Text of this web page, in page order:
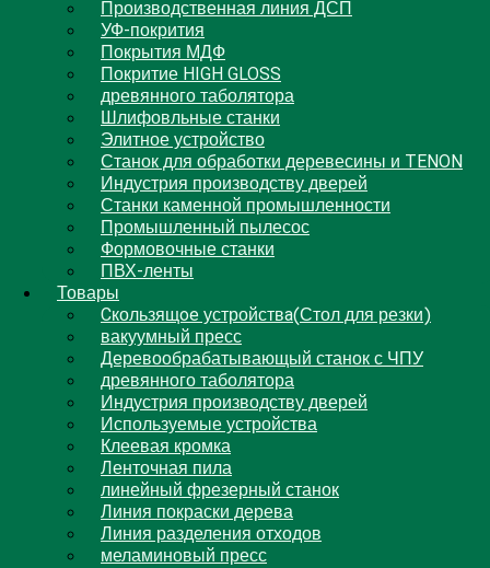
Производственная линия ДСП
УФ-покрития
Покрытия МДФ
Покритие HIGH GLOSS
древянного таболятора
Шлифовльные станки
Элитное устройство
Станок для обработки деревесины и TENON
Индустрия производству дверей
Станки каменной промышленности
Промышленный пылесос
Формовочные станки
ПВХ-ленты
Товары
Cкользящoe устройствa(Стол для резки)
вакуумный пресс
Деревообрабатывающый станок с ЧПУ
древянного таболятора
Индустрия производству дверей
Используемые устройства
Клеевая кромка
Ленточная пила
линейный фрезерный станок
Линия покраски дерева
Линия разделения отходов
меламиновый пресс